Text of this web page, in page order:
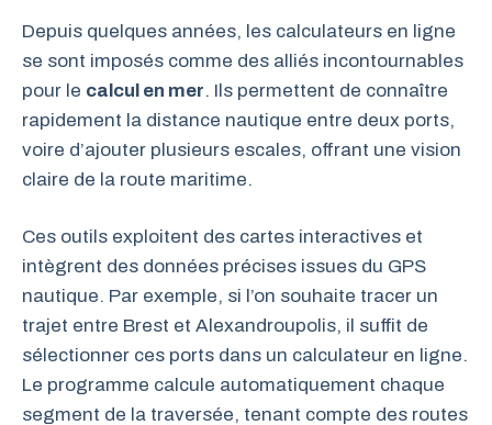
Depuis quelques années, les calculateurs en ligne
se sont imposés comme des alliés incontournables
pour le calcul en mer. Ils permettent de connaître
rapidement la distance nautique entre deux ports,
voire d’ajouter plusieurs escales, offrant une vision
claire de la route maritime.
Ces outils exploitent des cartes interactives et
intègrent des données précises issues du GPS
nautique. Par exemple, si l’on souhaite tracer un
trajet entre Brest et Alexandroupolis, il suffit de
sélectionner ces ports dans un calculateur en ligne.
Le programme calcule automatiquement chaque
segment de la traversée, tenant compte des routes